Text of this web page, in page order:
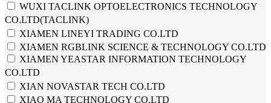
WUXI TACLINK OPTOELECTRONICS TECHNOLOGY
CO.LTD(TACLINK)
XIAMEN LINEYI TRADING CO.LTD
XIAMEN RGBLINK SCIENCE & TECHNOLOGY CO.LTD
XIAMEN YEASTAR INFORMATION TECHNOLOGY
CO.LTD
XIAN NOVASTAR TECH CO.LTD
XIAO MA TECHNOLOGY CO.LTD